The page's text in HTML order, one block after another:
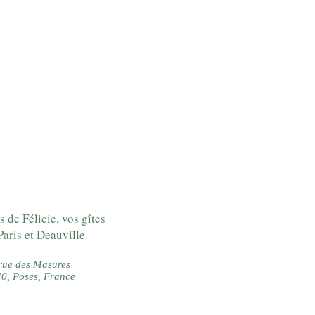
de Félicie, vos gîtes
et Deauville
des Masures
Poses, France